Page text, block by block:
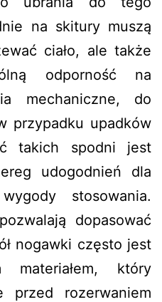
na skitury muszą
ciało, ale także
odporność na
mechaniczne, do
przypadku upadków
takich spodni jest
udogodnień dla
stosowania.
dopasować
nogawki często jest
materiałem, który
przed rozerwaniem